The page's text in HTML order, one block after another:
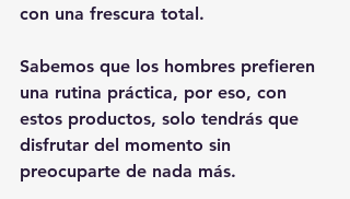
con una frescura total.
Sabemos que los hombres prefieren
una rutina práctica, por eso, con
estos productos, solo tendrás que
disfrutar del momento sin
preocuparte de nada más.